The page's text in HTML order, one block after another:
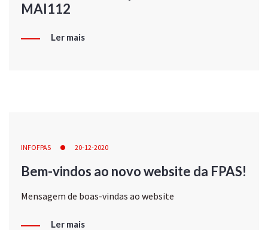
MAI112
Ler mais
INFOFPAS 20-12-2020
Bem-vindos ao novo website da FPAS!
Mensagem de boas-vindas ao website
Ler mais